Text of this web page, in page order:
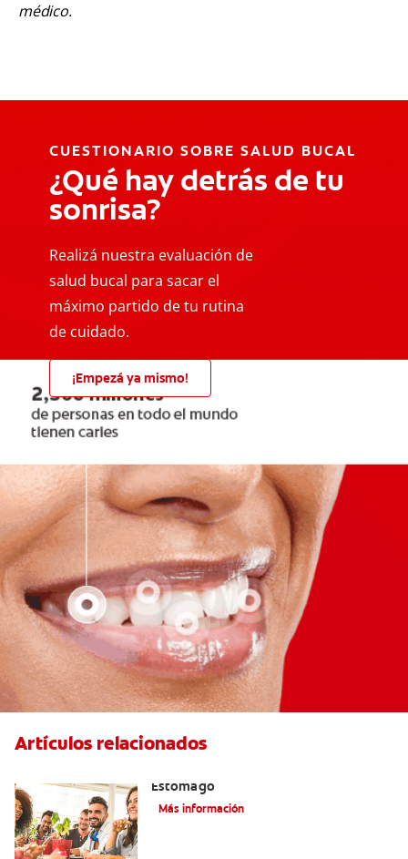
médico.
CUESTIONARIO SOBRE SALUD BUCAL
¿Qué hay detrás de tu
sonrisa?
Realizá nuestra evaluación de
salud bucal para sacar el
máximo partido de tu rutina
de cuidado.
¡Empezá ya mismo!
Artículos relacionados
Estómago
Más información